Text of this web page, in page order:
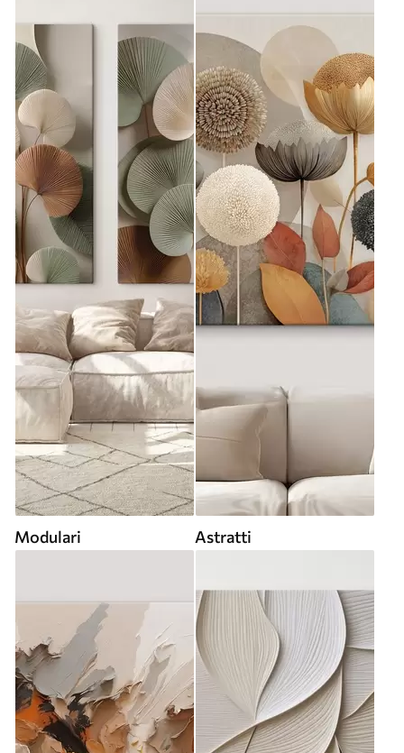
Modulari Astratti